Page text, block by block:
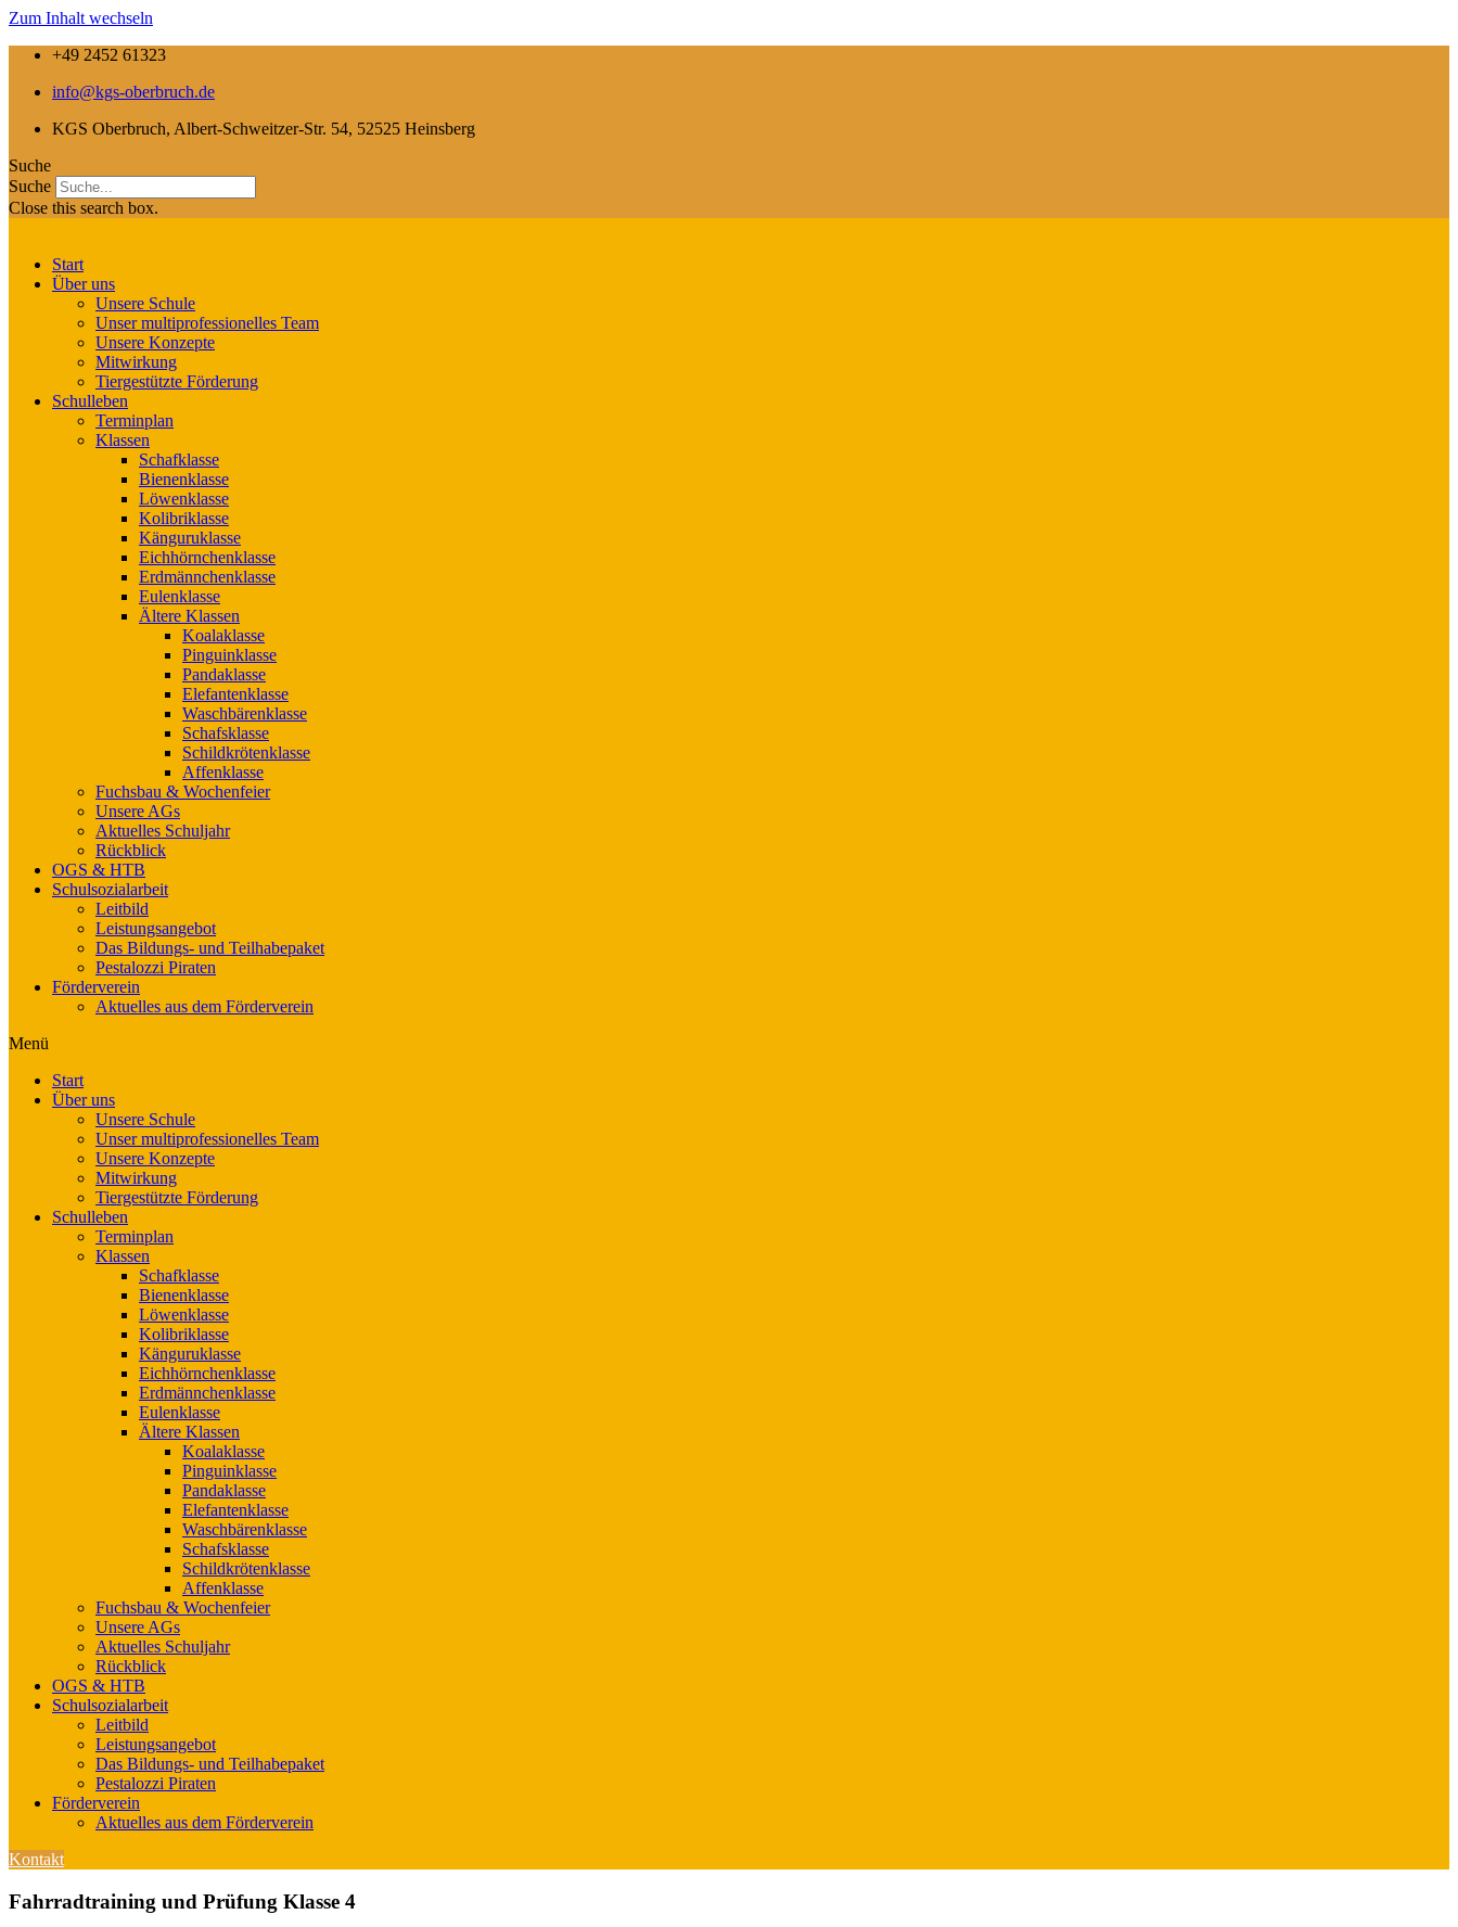
Zum Inhalt wechseln
+49 2452 61323
info@kgs-oberbruch.de
KGS Oberbruch, Albert-Schweitzer-Str. 54, 52525 Heinsberg
Suche
Suche
Close this search box.
Start
Über uns
Unsere Schule
Unser multiprofessionelles Team
Unsere Konzepte
Mitwirkung
Tiergestützte Förderung
Schulleben
Terminplan
Klassen
Schafklasse
Bienenklasse
Löwenklasse
Kolibriklasse
Känguruklasse
Eichhörnchenklasse
Erdmännchenklasse
Eulenklasse
Ältere Klassen
Koalaklasse
Pinguinklasse
Pandaklasse
Elefantenklasse
Waschbärenklasse
Schafsklasse
Schildkrötenklasse
Affenklasse
Fuchsbau & Wochenfeier
Unsere AGs
Aktuelles Schuljahr
Rückblick
OGS & HTB
Schulsozialarbeit
Leitbild
Leistungsangebot
Das Bildungs- und Teilhabepaket
Pestalozzi Piraten
Förderverein
Aktuelles aus dem Förderverein
Menü
Start
Über uns
Unsere Schule
Unser multiprofessionelles Team
Unsere Konzepte
Mitwirkung
Tiergestützte Förderung
Schulleben
Terminplan
Klassen
Schafklasse
Bienenklasse
Löwenklasse
Kolibriklasse
Känguruklasse
Eichhörnchenklasse
Erdmännchenklasse
Eulenklasse
Ältere Klassen
Koalaklasse
Pinguinklasse
Pandaklasse
Elefantenklasse
Waschbärenklasse
Schafsklasse
Schildkrötenklasse
Affenklasse
Fuchsbau & Wochenfeier
Unsere AGs
Aktuelles Schuljahr
Rückblick
OGS & HTB
Schulsozialarbeit
Leitbild
Leistungsangebot
Das Bildungs- und Teilhabepaket
Pestalozzi Piraten
Förderverein
Aktuelles aus dem Förderverein
Kontakt
Fahrradtraining und Prüfung Klasse 4